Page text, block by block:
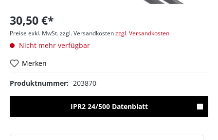
30,50 €*
Preise exkl. MwSt. zzgl. Versandkostenzzgl. Versandkosten
Nicht mehr verfügbar
Merken
Produktnummer: 203870
IPR2 24/500 Datenblatt